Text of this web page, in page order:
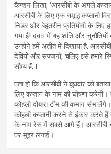
कैप्‍शन लिखा, ‘आरसीबी के अगले
आरसीबी के लिए एक समृद्ध कप्तानी
निडर और बेहतरीन प्रतियोगी के
गया है! दबाव में यह शांति और
उन्होंने हमें अतीत में दिखाया है,
देवियो और सज्जनो, चलिए इसे हमारे
सौम्‍य हैं, !
पता हो कि आरसीबी ने बुधवार को
लिए कप्‍तान के नाम की घोषणा
कोहली दोबारा टीम की कमान
कोहली कप्‍तानी करने से इंकार करते हैं
के नाम रेस में सबसे आगे हैं। आरसीबी ने
पर मुहर लगाई।